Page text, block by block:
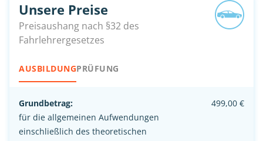
Unsere Preise
Preisaushang nach §32 des
Fahrlehrergesetzes
AUSBILDUNGPRÜFUNG
Grundbetrag:
für die allgemeinen Aufwendungen
einschließlich des theoretischen
499,00 €